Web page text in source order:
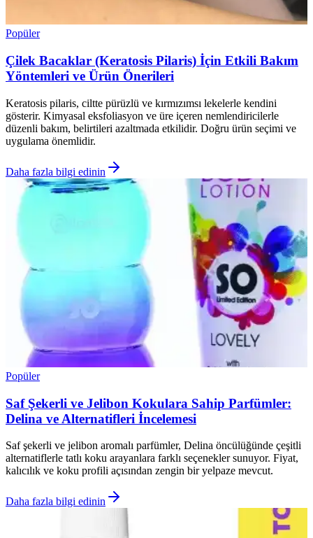
Popüler
Çilek Bacaklar (Keratosis Pilaris) İçin Etkili Bakım
Yöntemleri ve Ürün Önerileri
Keratosis pilaris, ciltte pürüzlü ve kırmızımsı lekelerle kendini
gösterir. Kimyasal eksfoliasyon ve üre içeren nemlendiricilerle
düzenli bakım, belirtileri azaltmada etkilidir. Doğru ürün seçimi ve
uygulama önemlidir.
Daha fazla bilgi edinin
Popüler
Saf Şekerli ve Jelibon Kokulara Sahip Parfümler:
Delina ve Alternatifleri İncelemesi
Saf şekerli ve jelibon aromalı parfümler, Delina öncülüğünde çeşitli
alternatiflerle tatlı koku arayanlara farklı seçenekler sunuyor. Fiyat,
kalıcılık ve koku profili açısından zengin bir yelpaze mevcut.
Daha fazla bilgi edinin